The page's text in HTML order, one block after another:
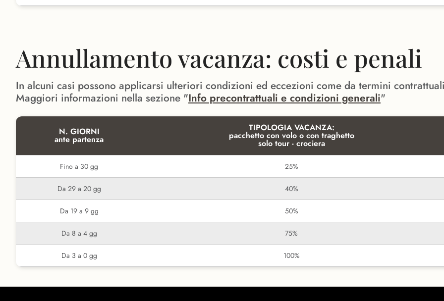
Annullamento vacanza: costi e penali
In alcuni casi possono applicarsi ulteriori condizioni ed eccezioni come da termini contrattuali
Maggiori informazioni nella sezione "Info precontrattuali e condizioni generali"
N. GIORNI
ante partenza
TIPOLOGIA VACANZA:
pacchetto con volo o con traghetto
solo tour - crociera
Fino a 30 gg 25%
Da 29 a 20 gg 40%
Da 19 a 9 gg 50%
Da 8 a 4 gg 75%
Da 3 a 0 gg 100%